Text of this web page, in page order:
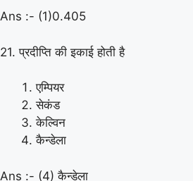
Ans :- (1)0.405
21. प्रदीप्ति की इकाई होती है
एम्पियर
सेकंड
केल्विन
कैन्डेला
Ans :- (4) कैन्डेला